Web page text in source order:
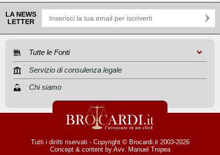
LA NEWS
LETTER
Tutte le Fonti
Servizio di consulenza legale
Chi siamo
Tutti i diritti riservati - Copyright © Brocardi.it 2003-2026
Concept & content by Avv. Manuel Tropea